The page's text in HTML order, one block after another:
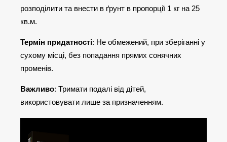
розподілити та внести в ґрунт в пропорції 1 кг на 25
кв.м.
Термін придатності: Не обмежений, при зберіганні у
сухому місці, без попадання прямих сонячних
променів.
Важливо: Тримати подалі від дітей,
використовувати лише за призначенням.